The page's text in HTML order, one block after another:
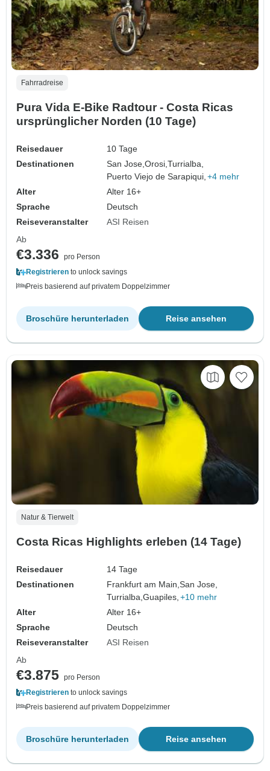
Fahrradreise
Pura Vida E-Bike Radtour - Costa Ricas
ursprünglicher Norden (10 Tage)
Reisedauer
10 Tage
Destinationen
San Jose,Orosi,Turrialba,
Puerto Viejo de Sarapiqui, +4 mehr
Alter
Alter 16+
Sprache
Deutsch
Reiseveranstalter
ASI Reisen
Ab
€3.336
pro Person
Registrieren to unlock savings
Preis basierend auf privatem Doppelzimmer
Reise ansehen
Broschüre herunterladen
Natur & Tierwelt
Costa Ricas Highlights erleben (14 Tage)
Reisedauer
14 Tage
Destinationen
Frankfurt am Main,San Jose,
Turrialba,Guapiles, +10 mehr
Alter
Alter 16+
Sprache
Deutsch
Reiseveranstalter
ASI Reisen
Ab
€3.875 pro Person
Registrieren to unlock savings
Preis basierend auf privatem Doppelzimmer
Reise ansehen
Broschüre herunterladen